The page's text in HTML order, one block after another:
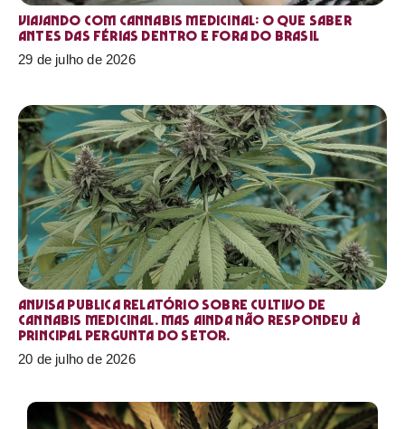
Viajando com cannabis medicinal: o que saber
antes das férias dentro e fora do Brasil
29 de julho de 2026
Anvisa publica relatório sobre cultivo de
Cannabis medicinal. Mas ainda não respondeu à
principal pergunta do setor.
20 de julho de 2026